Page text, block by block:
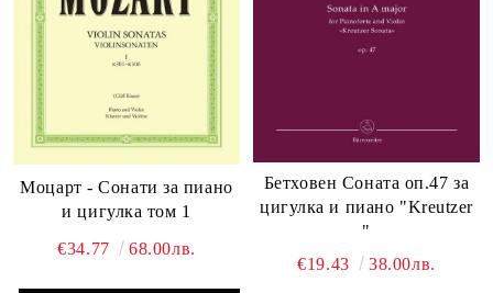
Моцарт - Сонати за пиано
и цигулка том 1
€34.77 68.00лв.
Бетховен Сонатa оп.47 за
цигулка и пиано "Kreutzer
"
€19.43
38.00лв.